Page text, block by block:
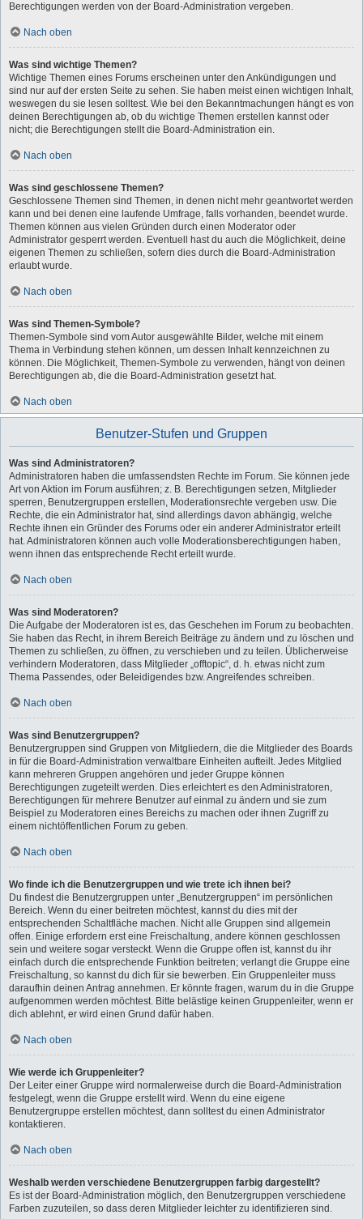
Berechtigungen werden von der Board-Administration vergeben.
Nach oben
Was sind wichtige Themen?
Wichtige Themen eines Forums erscheinen unter den Ankündigungen und
sind nur auf der ersten Seite zu sehen. Sie haben meist einen wichtigen Inhalt,
weswegen du sie lesen solltest. Wie bei den Bekanntmachungen hängt es von
deinen Berechtigungen ab, ob du wichtige Themen erstellen kannst oder
nicht; die Berechtigungen stellt die Board-Administration ein.
Nach oben
Was sind geschlossene Themen?
Geschlossene Themen sind Themen, in denen nicht mehr geantwortet werden
kann und bei denen eine laufende Umfrage, falls vorhanden, beendet wurde.
Themen können aus vielen Gründen durch einen Moderator oder
Administrator gesperrt werden. Eventuell hast du auch die Möglichkeit, deine
eigenen Themen zu schließen, sofern dies durch die Board-Administration
erlaubt wurde.
Nach oben
Was sind Themen-Symbole?
Themen-Symbole sind vom Autor ausgewählte Bilder, welche mit einem
Thema in Verbindung stehen können, um dessen Inhalt kennzeichnen zu
können. Die Möglichkeit, Themen-Symbole zu verwenden, hängt von deinen
Berechtigungen ab, die die Board-Administration gesetzt hat.
Nach oben
Benutzer-Stufen und Gruppen
Was sind Administratoren?
Administratoren haben die umfassendsten Rechte im Forum. Sie können jede
Art von Aktion im Forum ausführen; z. B. Berechtigungen setzen, Mitglieder
sperren, Benutzergruppen erstellen, Moderationsrechte vergeben usw. Die
Rechte, die ein Administrator hat, sind allerdings davon abhängig, welche
Rechte ihnen ein Gründer des Forums oder ein anderer Administrator erteilt
hat. Administratoren können auch volle Moderationsberechtigungen haben,
wenn ihnen das entsprechende Recht erteilt wurde.
Nach oben
Was sind Moderatoren?
Die Aufgabe der Moderatoren ist es, das Geschehen im Forum zu beobachten.
Sie haben das Recht, in ihrem Bereich Beiträge zu ändern und zu löschen und
Themen zu schließen, zu öffnen, zu verschieben und zu teilen. Üblicherweise
verhindern Moderatoren, dass Mitglieder „offtopic“, d. h. etwas nicht zum
Thema Passendes, oder Beleidigendes bzw. Angreifendes schreiben.
Nach oben
Was sind Benutzergruppen?
Benutzergruppen sind Gruppen von Mitgliedern, die die Mitglieder des Boards
in für die Board-Administration verwaltbare Einheiten aufteilt. Jedes Mitglied
kann mehreren Gruppen angehören und jeder Gruppe können
Berechtigungen zugeteilt werden. Dies erleichtert es den Administratoren,
Berechtigungen für mehrere Benutzer auf einmal zu ändern und sie zum
Beispiel zu Moderatoren eines Bereichs zu machen oder ihnen Zugriff zu
einem nichtöffentlichen Forum zu geben.
Nach oben
Wo finde ich die Benutzergruppen und wie trete ich ihnen bei?
Du findest die Benutzergruppen unter „Benutzergruppen“ im persönlichen
Bereich. Wenn du einer beitreten möchtest, kannst du dies mit der
entsprechenden Schaltfläche machen. Nicht alle Gruppen sind allgemein
offen. Einige erfordern erst eine Freischaltung, andere können geschlossen
sein und weitere sogar versteckt. Wenn die Gruppe offen ist, kannst du ihr
einfach durch die entsprechende Funktion beitreten; verlangt die Gruppe eine
Freischaltung, so kannst du dich für sie bewerben. Ein Gruppenleiter muss
daraufhin deinen Antrag annehmen. Er könnte fragen, warum du in die Gruppe
aufgenommen werden möchtest. Bitte belästige keinen Gruppenleiter, wenn er
dich ablehnt, er wird einen Grund dafür haben.
Nach oben
Wie werde ich Gruppenleiter?
Der Leiter einer Gruppe wird normalerweise durch die Board-Administration
festgelegt, wenn die Gruppe erstellt wird. Wenn du eine eigene
Benutzergruppe erstellen möchtest, dann solltest du einen Administrator
kontaktieren.
Nach oben
Weshalb werden verschiedene Benutzergruppen farbig dargestellt?
Es ist der Board-Administration möglich, den Benutzergruppen verschiedene
Farben zuzuteilen, so dass deren Mitglieder leichter zu identifizieren sind.